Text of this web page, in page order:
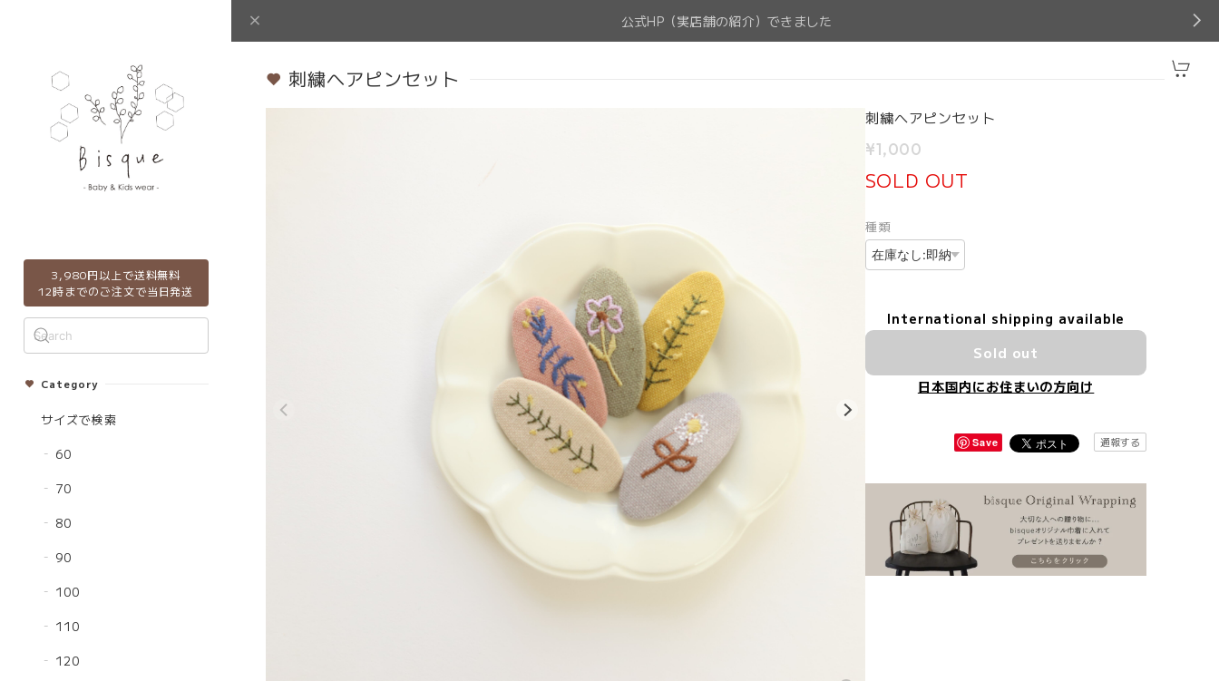
3,980円以上で送料無料
12時までのご注文で当日発送
Category
サイズで検索
60
70
80
90
100
110
120
公式HP（実店舗の紹介）できました
刺繍ヘアピンセット
刺繍ヘアピンセット
¥1,000
SOLD OUT
種類
International shipping available
Sold out
日本国内にお住まいの方向け
Save 通報する